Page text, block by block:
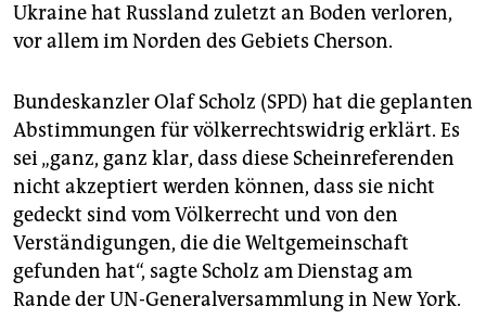
Ukraine hat Russland zuletzt an Boden verloren,
vor allem im Norden des Gebiets Cherson.
Bundeskanzler Olaf Scholz (SPD) hat die geplanten
Abstimmungen für völkerrechtswidrig erklärt. Es
sei „ganz, ganz klar, dass diese Scheinreferenden
nicht akzeptiert werden können, dass sie nicht
gedeckt sind vom Völkerrecht und von den
Verständigungen, die die Weltgemeinschaft
gefunden hat“, sagte Scholz am Dienstag am
Rande der UN-Generalversammlung in New York.